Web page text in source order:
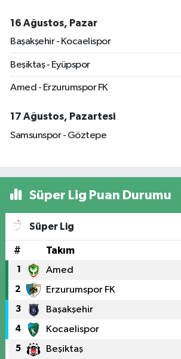
16 Ağustos, Pazar
Başakşehir - Kocaelispor
Beşiktaş - Eyüpspor
Amed - Erzurumspor FK
17 Ağustos, Pazartesi
Samsunspor - Göztepe
Süper Lig Puan Durumu
Süper Lig
# Takım
1 Amed
2 Erzurumspor FK
3 Başakşehir
4 Kocaelispor
5 Beşiktaş